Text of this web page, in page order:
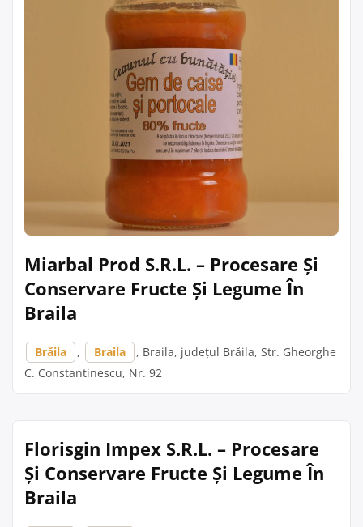
Miarbal Prod S.R.L. – Procesare Și
Conservare Fructe Și Legume În
Braila
Brăila , Braila
, Braila, județul Brăila, Str. Gheorghe
C. Constantinescu, Nr. 92
Florisgin Impex S.R.L. – Procesare
Și Conservare Fructe Și Legume În
Braila